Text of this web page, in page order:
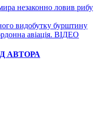
незаконно ловив рибу
видобутку бурштину
авіація. ВІДЕО
АВТОРА